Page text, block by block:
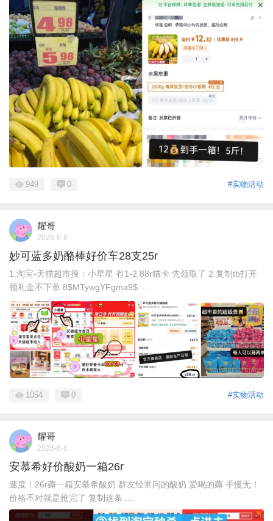
#实物活动
949 0
耀哥
2026-6-6
妙可蓝多奶酪棒好价车28支25r
1.淘宝-天猫超市搜：小星星 有1-2.88r猫卡 先领取了 2.复制tb打开
领礼金不下单 8$MTywgYFgma9$: ...
#实物活动
1054 0
耀哥
2026-6-6
安慕希好价酸奶一箱26r
速度！26r薅一箱安慕希酸奶 群友经常问的酸奶 爱喝的薅 手慢无！
价格不对就是抢完了 复制这条 ...